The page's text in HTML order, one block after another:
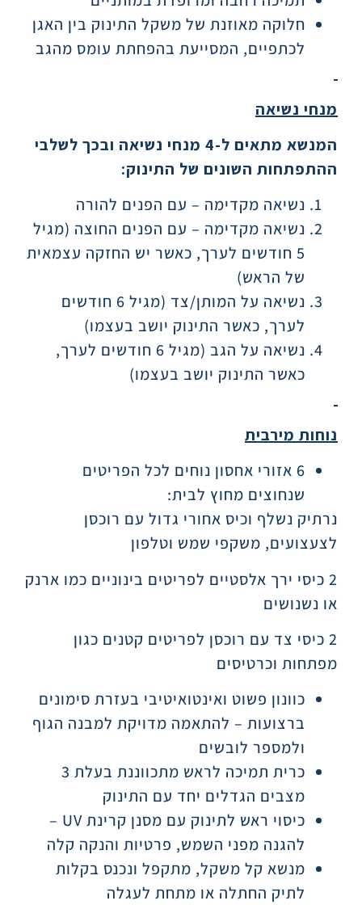
חלוקה מאוזנת של משקל התינוק בין האגן
לכתפיים, המסייעת בהפחתת עומס מהגב
מנחי נשיאה
המנשא מתאים ל-4 מנחי נשיאה ובכך לשלבי
ההתפתחות השונים של התינוק:
נשיאה מקדימה – עם הפנים להורה
נשיאה מקדימה – עם הפנים החוצה (מגיל
5 חודשים לערך, כאשר יש החזקה עצמאית
של הראש)
נשיאה על המותן/צד (מגיל 6 חודשים
לערך, כאשר התינוק יושב בעצמו)
נשיאה על הגב (מגיל 6 חודשים לערך,
כאשר התינוק יושב בעצמו)
נוחות מירבית
6 אזורי אחסון נוחים לכל הפריטים
שנחוצים מחוץ לבית:
נרתיק נשלף וכיס אחורי גדול עם רוכסן
לצעצועים, משקפי שמש וטלפון
2 כיסי ירך אלסטיים לפריטים בינוניים כמו ארנק
או נשנושים
2 כיסי צד עם רוכסן לפריטים קטנים כגון
מפתחות וכרטיסים
כוונון פשוט ואינטואיטיבי בעזרת סימונים
ברצועות – להתאמה מדויקת למבנה הגוף
ולמספר לובשים
כרית תמיכה לראש מתכווננת בעלת 3
מצבים הגדלים יחד עם התינוק
כיסוי ראש לתינוק עם מסנן קרינת UV –
להגנה מפני השמש, פרטיות והנקה קלה
מנשא קל משקל, מתקפל ונכנס בקלות
לתיק החתלה או מתחת לעגלה